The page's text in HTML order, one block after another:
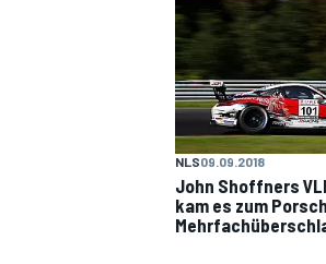
NLS09.09.2018
John Shoffners
kam es zum